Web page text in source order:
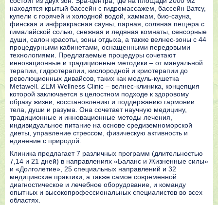
находятся крытый бассейн с гидромассажем, бассейн Ватсу,
купели с горячей и холодной водой, хаммам, био-сауна,
финская и инфракрасная сауны, парная, соляная пещера с
гималайской солью, снежная и ледяная комнаты, сенсорные
души, салон красоты, зоны отдыха, а также велнес-зоны с 44
процедурными кабинетами, оснащенными передовыми
технологиями. Предлагаемые процедуры сочетают
инновационные и традиционные методики – от мануальной
терапии, гидротерапии, кислородной и криотерапии до
революционных дивайсов, таких как модуль-кушетка
Metawell. ZEM Wellness Clinic – велнес-клиника, концепция
которой заключается в целостном подходе к здоровому
образу жизни, восстановлению и поддержанию гармонии
тела, души и разума. Она сочетает научную медицину,
традиционные и инновационные методы лечения,
индивидуальное питание на основе средиземноморской
диеты, управление стрессом, физическую активность и
единение с природой.
Клиника предлагает 7 различных программ (длительностью
7,14 и 21 дней) в направлениях «Баланс и Жизненные силы»
и «Долголетие», 25 специальных направлений и 32
медицинские практики, а также самое современной
диагностическое и лечебное оборудование, и команду
опытных и высокопрофессиональных специалистов во всех
областях.